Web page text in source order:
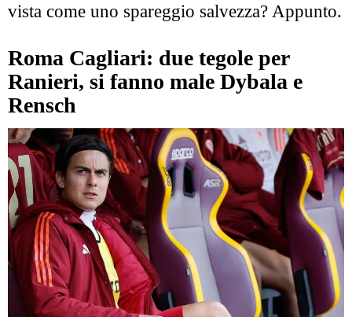
vista come uno spareggio salvezza? Appunto.
Roma Cagliari: due tegole per
Ranieri, si fanno male Dybala e
Rensch